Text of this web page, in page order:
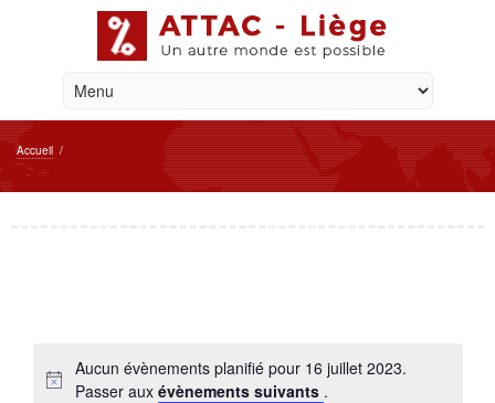
Accueil /
Aucun évènements planifié pour 16 juillet 2023.
Passer aux évènements suivants .